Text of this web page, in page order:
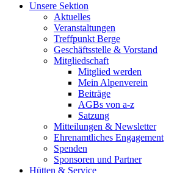
Unsere Sektion
Aktuelles
Veranstaltungen
Treffpunkt Berge
Geschäftsstelle & Vorstand
Mitgliedschaft
Mitglied werden
Mein Alpenverein
Beiträge
AGBs von a-z
Satzung
Mitteilungen & Newsletter
Ehrenamtliches Engagement
Spenden
Sponsoren und Partner
Hütten & Service